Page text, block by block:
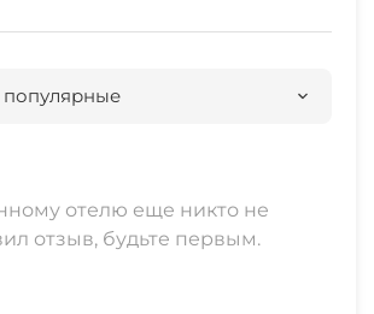
популярные
отелю еще никто не
отзыв, будьте первым.